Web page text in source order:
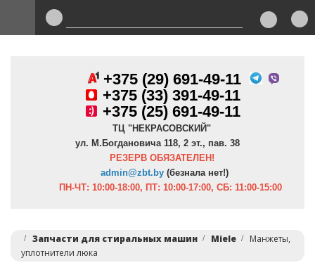
+375 (29) 691-49-11
+375 (33) 391-49-11
+375 (25) 691-49-11
ТЦ "НЕКРАСОВСКИЙ"
ул. М.Богдановича 118, 2 эт., пав. 38
РЕЗЕРВ ОБЯЗАТЕЛЕН!
admin@zbt.by (безнала нет!)
ПН-ЧТ: 10:00-18:00, ПТ: 10:00-17:00, СБ: 11:00-15:00
Запчасти для стиральных машин Miele
Манжеты,
уплотнители люка